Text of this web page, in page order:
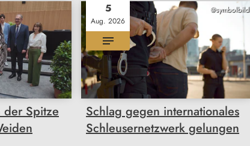
der Spitze
@symbolbild
5
Aug. 2026
Schlag gegen internationales
Schleusernetzwerk gelungen